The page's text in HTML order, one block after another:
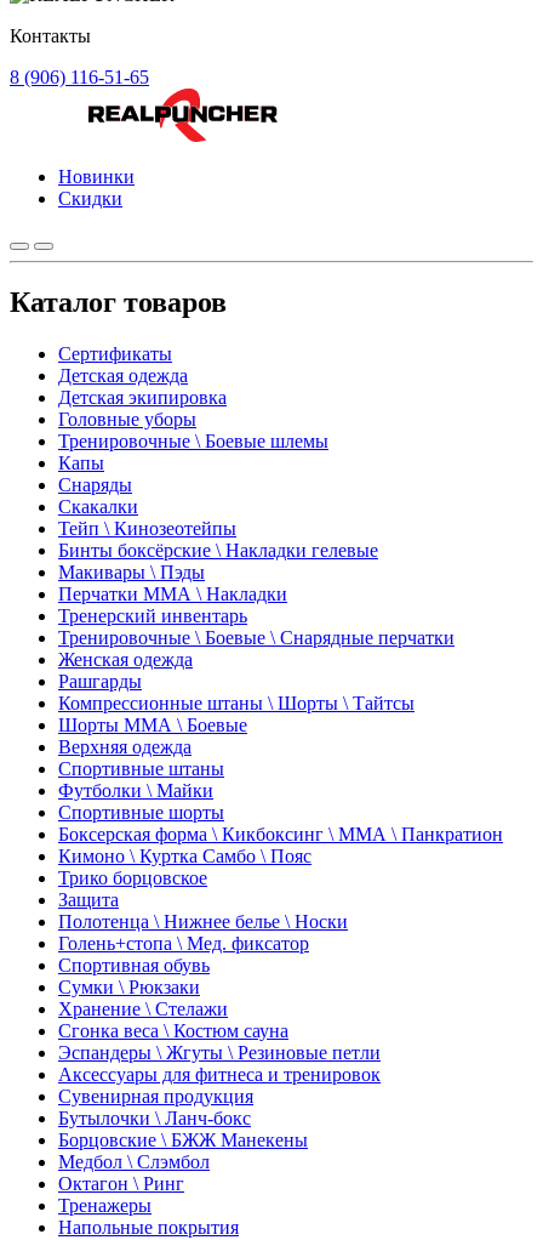
Контакты
8 (906) 116-51-65
Новинки
Скидки
Каталог товаров
Сертификаты
Детская одежда
Детская экипировка
Головные уборы
Тренировочные \ Боевые шлемы
Капы
Снаряды
Скакалки
Тейп \ Кинозеотейпы
Бинты боксёрские \ Накладки гелевые
Макивары \ Пэды
Перчатки ММА \ Накладки
Тренерский инвентарь
Тренировочные \ Боевые \ Снарядные перчатки
Женская одежда
Рашгарды
Компрессионные штаны \ Шорты \ Тайтсы
Шорты ММА \ Боевые
Верхняя одежда
Спортивные штаны
Футболки \ Майки
Спортивные шорты
Боксерская форма \ Кикбоксинг \ ММА \ Панкратион
Кимоно \ Куртка Самбо \ Пояс
Трико борцовское
Защита
Полотенца \ Нижнее белье \ Носки
Голень+стопа \ Мед. фиксатор
Спортивная обувь
Сумки \ Рюкзаки
Хранение \ Стелажи
Сгонка веса \ Костюм сауна
Эспандеры \ Жгуты \ Резиновые петли
Аксессуары для фитнеса и тренировок
Сувенирная продукция
Бутылочки \ Ланч-бокс
Борцовские \ БЖЖ Манекены
Медбол \ Слэмбол
Октагон \ Ринг
Тренажеры
Напольные покрытия